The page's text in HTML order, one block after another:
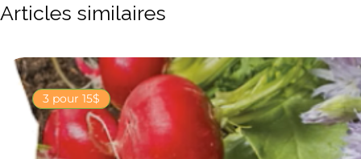
Articles similaires
3 pour 15$